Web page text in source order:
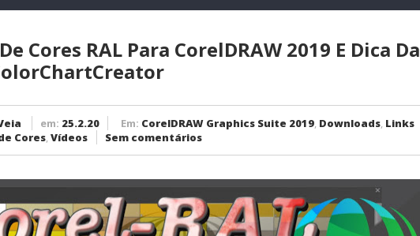
Macro ColorChartCreator
Cores RAL Para CorelDRAW 2019 E Dica Da
em: 25.2.20 Em: CorelDRAW Graphics Suite 2019, Downloads, Links
Cores,Vídeos Sem comentários